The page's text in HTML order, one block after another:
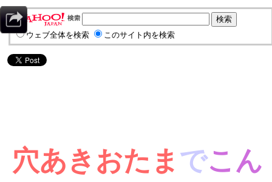
ウェブ全体を検索 このサイト内を検索
穴あきおたま でこん